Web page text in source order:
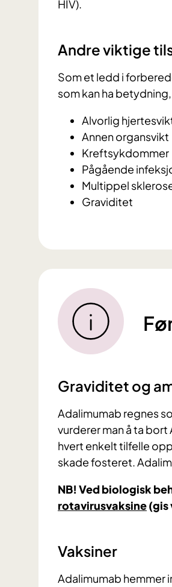
HIV).
Andre viktige
Som et ledd i
som kan ha
Alvorlig
Annen organsvikt
Kreftsykdommer
Pågående
Multippel
Graviditet
Graviditet og
Adalimumab regnes
vurderer man å ta
hvert enkelt tilfelle
skade fosteret.
NB! Ved biologisk
rotavirusvaksine(gis
Vaksiner
Adalimumab hemmer